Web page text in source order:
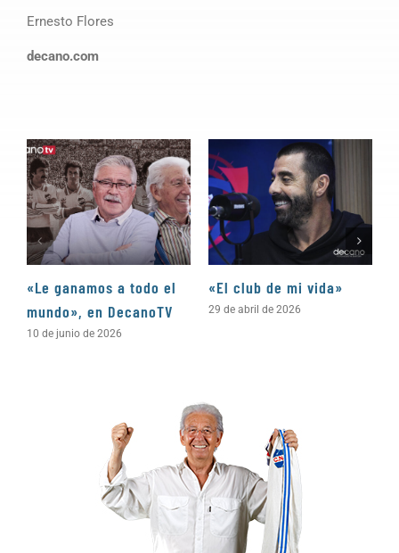
Ernesto Flores
decano.com
«Le ganamos a todo el
mundo», en DecanoTV
10 de junio de 2026
«El club de mi vida»
29 de abril de 2026